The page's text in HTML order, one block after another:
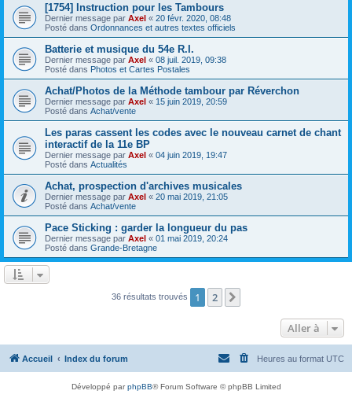
[1754] Instruction pour les Tambours
Dernier message par Axel « 20 févr. 2020, 08:48
Posté dans Ordonnances et autres textes officiels
Batterie et musique du 54e R.I.
Dernier message par Axel « 08 juil. 2019, 09:38
Posté dans Photos et Cartes Postales
Achat/Photos de la Méthode tambour par Réverchon
Dernier message par Axel « 15 juin 2019, 20:59
Posté dans Achat/vente
Les paras cassent les codes avec le nouveau carnet de chant
interactif de la 11e BP
Dernier message par Axel « 04 juin 2019, 19:47
Posté dans Actualités
Achat, prospection d'archives musicales
Dernier message par Axel « 20 mai 2019, 21:05
Posté dans Achat/vente
Pace Sticking : garder la longueur du pas
Dernier message par Axel « 01 mai 2019, 20:24
Posté dans Grande-Bretagne
36 résultats trouvés 1 2
Aller à
Accueil Index du forum Heures au format UTC
Développé parphpBB® Forum Software © phpBB Limited